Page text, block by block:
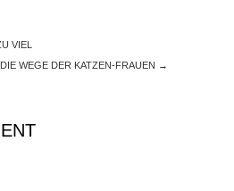
VIEL
WEGE DER KATZEN-FRAUEN →